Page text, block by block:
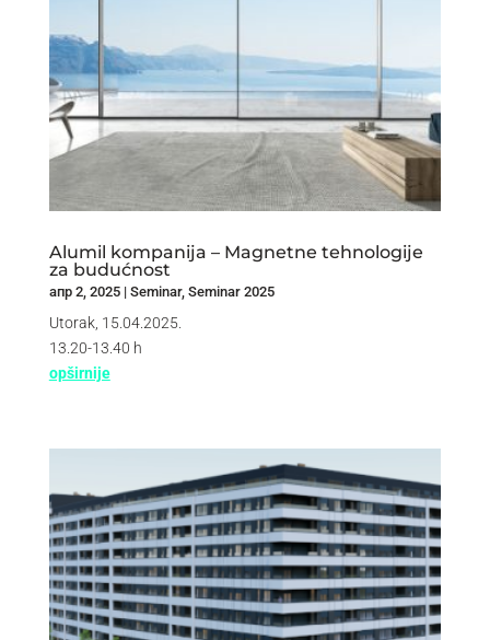
Alumil kompanija – Magnetne tehnologije
za budućnost
апр 2, 2025| Seminar, Seminar 2025
Utorak, 15.04.2025.
13.20-13.40 h
opširnije